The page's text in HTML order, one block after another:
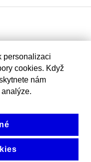
personalizaci
cookies. Když
nám